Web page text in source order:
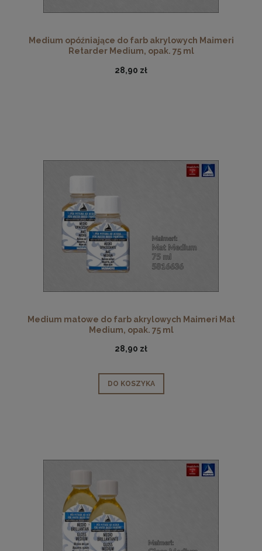
Medium opóźniające do farb akrylowych Maimeri
Retarder Medium, opak. 75 ml
28,90 zł
Medium matowe do farb akrylowych Maimeri Mat
Medium, opak. 75 ml
28,90 zł
DO KOSZYKA